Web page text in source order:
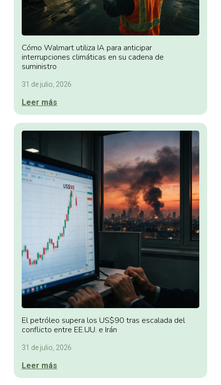
Cómo Walmart utiliza IA para anticipar
interrupciones climáticas en su cadena de
suministro
31 de julio, 2026
Leer más
El petróleo supera los US$90 tras escalada del
conflicto entre EE.UU. e Irán
31 de julio, 2026
Leer más